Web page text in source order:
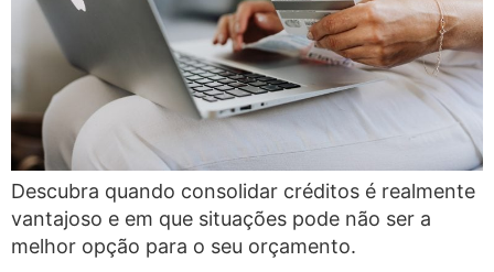
Descubra quando consolidar créditos é realmente
vantajoso e em que situações pode não ser a
melhor opção para o seu orçamento.